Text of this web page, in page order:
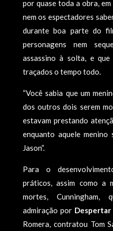
por quase toda a obra,
nem os espectadores
durante boa parte do
personagens nem
assassino à solta, e
traçados o tempo todo.
“Você sabia que um
dos outros dois serem
estavam prestando
enquanto aquele
Jason”.
Para o
práticos, assim como a
mortes,
admiração por
Romera, contratou Tom